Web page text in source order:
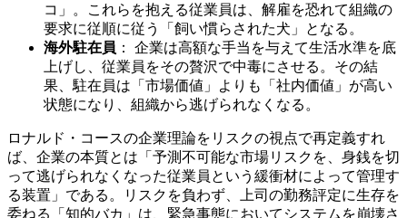
コ」。これらを抱える従業員は、解雇を恐れて組織の
要求に従順に従う「飼い慣らされた犬」となる。
海外駐在員 ： 企業は高額な手当を与えて生活水準を底
上げし、従業員をその贅沢で中毒にさせる。その結
果、駐在員は「市場価値」よりも「社内価値」が高い
状態になり、組織から逃げられなくなる。
ロナルド・コースの企業理論をリスクの視点で再定義すれ
ば、企業の本質とは「予測不可能な市場リスクを、身銭を切
って逃げられなくなった従業員という緩衝材によって管理す
る装置」である。リスクを負わず、上司の勤務評定に生存を
委ねる「知的バカ」は、緊急事態においてシステムを崩壊さ